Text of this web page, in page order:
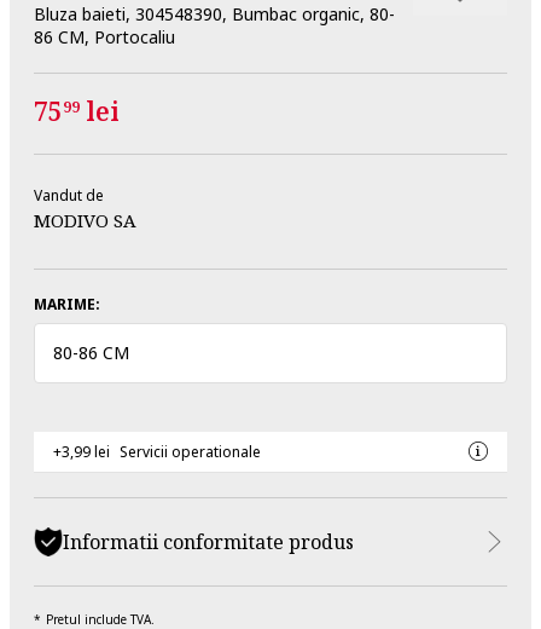
Bluza baieti, 304548390, Bumbac organic, 80-
86 CM, Portocaliu
7599 lei
Vandut de
MODIVO SA
MARIME:
80-86 CM
+3,99 lei Servicii operationale
Informatii conformitate produs
Pretul include TVA.